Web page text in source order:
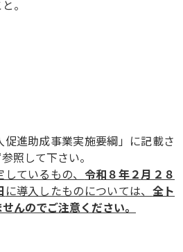
。
進助成事業実施要綱」に記載さ
照して下さい。
ているもの、 令和８年２月２８
に導入したものについては、 全ト
んのでご注意ください。